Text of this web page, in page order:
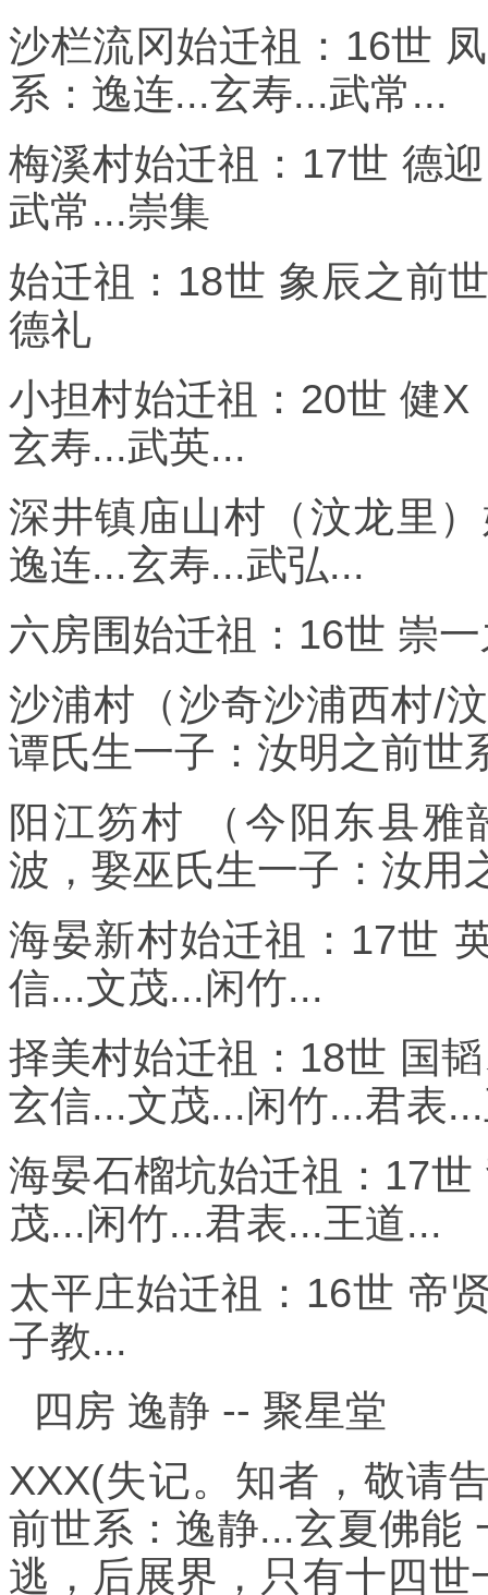
沙栏流冈始迁祖：16世
系：逸连...玄寿...武常...
梅溪村始迁祖：17世 德
武常...崇集
始迁祖：18世 象辰之前
德礼
小担村始迁祖：20世 健
玄寿...武英...
深井镇庙山村（汶龙里
逸连...玄寿...武弘...
六房围始迁祖：16世 崇
沙浦村（沙奇沙浦西村/
谭氏生一子：汝明之前世
阳江笏村 （今阳东县雅
波，娶巫氏生一子：汝用
海晏新村始迁祖：17世
信...文茂...闲竹...
择美村始迁祖：18世 国
玄信...文茂...闲竹...君表
海晏石榴坑始迁祖：17
茂...闲竹...君表...王道...
太平庄始迁祖：16世 帝
子教...
四房 逸静 -- 聚星堂
XXX(失记。知者，敬请
前世系：逸静...玄夏佛能
逃，后展界，只有十四